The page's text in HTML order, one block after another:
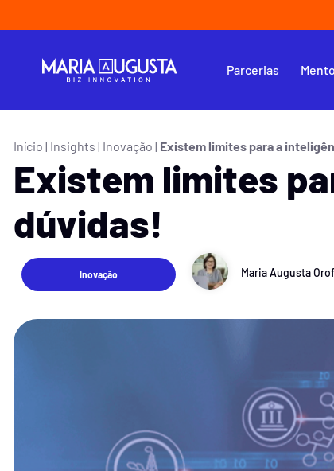
Parcerias
Início | Insights | Inovação | Existem limites para a
Existem limites
dúvidas!
Inovação Maria Augusta